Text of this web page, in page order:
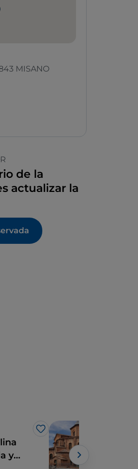
MISANO
de la
actualizar la
Me gusta
y